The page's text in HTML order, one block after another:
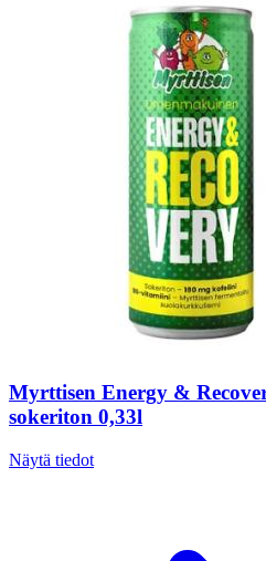
Myrttisen Energy &
sokeriton 0,33l
Näytä tiedot